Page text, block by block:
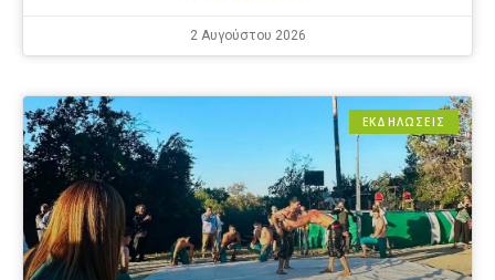
2 Αυγούστου 2026
ΕΚΔΗΛΩΣΕΙΣ